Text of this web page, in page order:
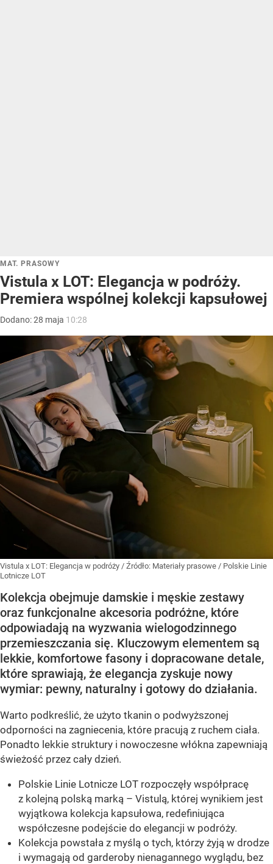
MAT. PRASOWY
Vistula x LOT: Elegancja w podróży.
Premiera wspólnej kolekcji kapsułowej
Dodano:28 maja 10:28
Vistula x LOT: Elegancja w podróży / Źródło: Materiały prasowe / Polskie Linie
Lotnicze LOT
Kolekcja obejmuje damskie i męskie zestawy
oraz funkcjonalne akcesoria podróżne, które
odpowiadają na wyzwania wielogodzinnego
przemieszczania się. Kluczowym elementem są
lekkie, komfortowe fasony i dopracowane detale,
które sprawiają, że elegancja zyskuje nowy
wymiar: pewny, naturalny i gotowy do działania.
Warto podkreślić, że użyto tkanin o podwyższonej
odporności na zagniecenia, które pracują z ruchem ciała.
Ponadto lekkie struktury i nowoczesne włókna zapewniają
świeżość przez cały dzień.
Polskie Linie Lotnicze LOT rozpoczęły współpracę
z kolejną polską marką – Vistulą, której wynikiem jest
wyjątkowa kolekcja kapsułowa, redefiniująca
współczesne podejście do elegancji w podróży.
Kolekcja powstała z myślą o tych, którzy żyją w drodze
i wymagają od garderoby nienagannego wyglądu, bez